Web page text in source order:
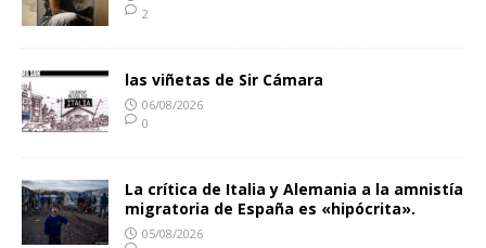
2
las viñetas de Sir Cámara
06/08/2026
0
La crítica de Italia y Alemania a la amnistía
migratoria de España es «hipócrita».
05/08/2026